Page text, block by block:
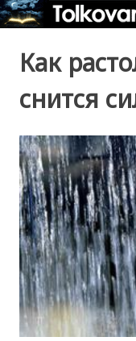
Как
снится